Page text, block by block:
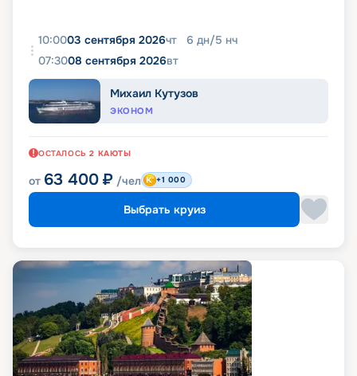
10:0003 сентября 2026чт 6 дн/5 нч
07:3008 сентября 2026вт
Михаил Кутузов
ЭКОНОМ
ОСТАЛОСЬ 2 КАЮТЫ
от 63 400 ₽ /чел +1 000
Выбрать круиз